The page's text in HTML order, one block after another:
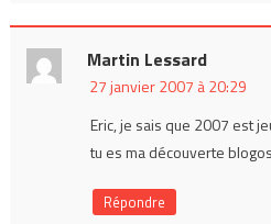
Martin Lessard
27 janvier 2007 à 20:29
Eric, je sais que 2007 est
tu es ma découverte
Répondre